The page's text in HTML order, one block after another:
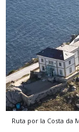
Ruta por la Costa da